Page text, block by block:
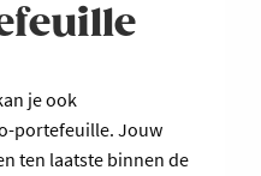
je ook
portefeuille. Jouw
ten laatste binnen de